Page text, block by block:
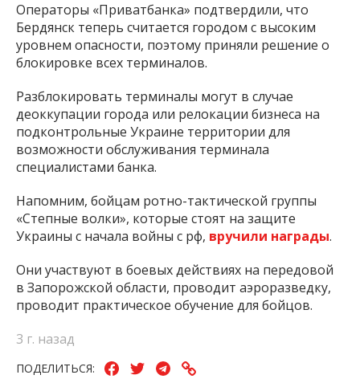
Операторы «Приватбанка» подтвердили, что
Бердянск теперь считается городом с высоким
уровнем опасности, поэтому приняли решение о
блокировке всех терминалов.
Разблокировать терминалы могут в случае
деоккупации города или релокации бизнеса на
подконтрольные Украине территории для
возможности обслуживания терминала
специалистами банка.
Напомним, бойцам ротно-тактической группы
«Степные волки», которые стоят на защите
Украины с начала войны с рф, вручили награды.
Они участвуют в боевых действиях на передовой
в Запорожской области, проводит аэроразведку,
проводит практическое обучение для бойцов.
3 г. назад
ПОДЕЛИТЬСЯ: